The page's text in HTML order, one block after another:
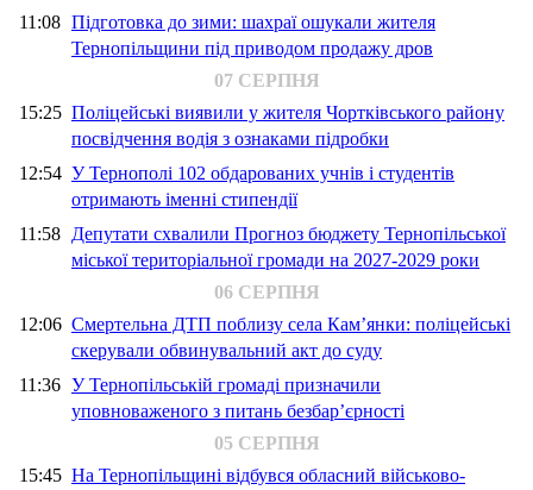
11:08 Підготовка до зими: шахраї ошукали жителя
Тернопільщини під приводом продажу дров
07 СЕРПНЯ
15:25 Поліцейські виявили у жителя Чортківського району
посвідчення водія з ознаками підробки
12:54 У Тернополі 102 обдарованих учнів і студентів
отримають іменні стипендії
11:58 Депутати схвалили Прогноз бюджету Тернопільської
міської територіальної громади на 2027-2029 роки
06 СЕРПНЯ
12:06 Смертельна ДТП поблизу села Кам’янки: поліцейські
скерували обвинувальний акт до суду
11:36 У Тернопільській громаді призначили
уповноваженого з питань безбар’єрності
05 СЕРПНЯ
15:45 На Тернопільщині відбувся обласний військово-